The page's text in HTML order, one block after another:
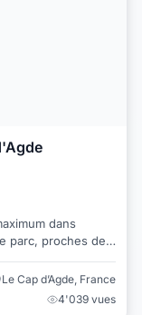
dans
parc, proches des
Le Cap d’Agde, France
4'039 vues